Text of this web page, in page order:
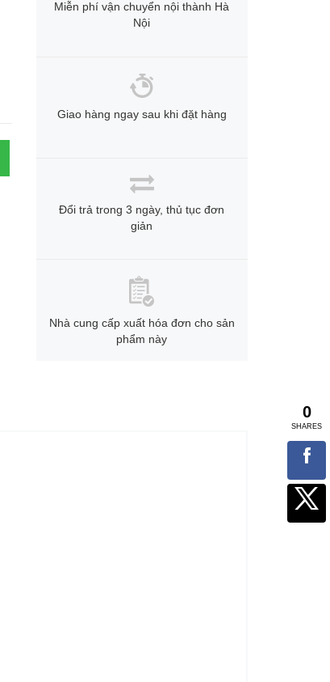
Miễn phí vận chuyển nội thành Hà
Nội
Giao hàng ngay sau khi đặt hàng
Đổi trả trong 3 ngày, thủ tục đơn
giản
Nhà cung cấp xuất hóa đơn cho sản
phẩm này